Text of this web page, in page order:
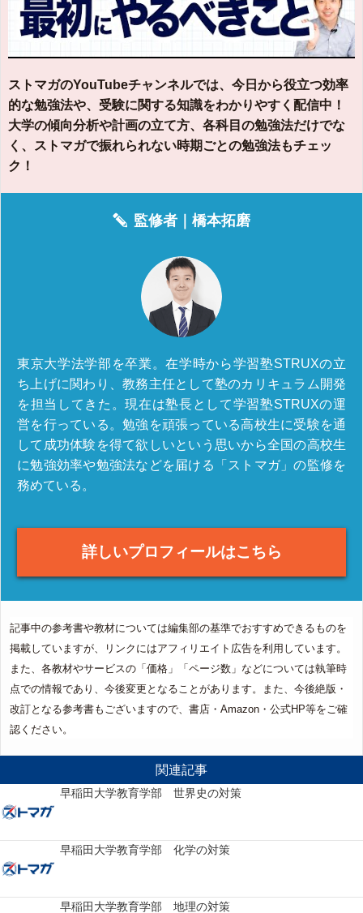
ストマガのYouTubeチャンネルでは、今日から役立つ効率
的な勉強法や、受験に関する知識をわかりやすく配信中！
大学の傾向分析や計画の立て方、各科目の勉強法だけでな
く、ストマガで振れられない時期ごとの勉強法もチェッ
ク！
監修者｜橋本拓磨
東京大学法学部を卒業。在学時から学習塾STRUXの立
ち上げに関わり、教務主任として塾のカリキュラム開発
を担当してきた。現在は塾長として学習塾STRUXの運
営を行っている。勉強を頑張っている高校生に受験を通
して成功体験を得て欲しいという思いから全国の高校生
に勉強効率や勉強法などを届ける「ストマガ」の監修を
務めている。
詳しいプロフィールはこちら
記事中の参考書や教材については編集部の基準でおすすめできるものを
掲載していますが、リンクにはアフィリエイト広告を利用しています。
また、各教材やサービスの「価格」「ページ数」などについては執筆時
点での情報であり、今後変更となることがあります。また、今後絶版・
改訂となる参考書もございますので、書店・Amazon・公式HP等をご確
認ください。
関連記事
早稲田大学教育学部 世界史の対策
早稲田大学教育学部 化学の対策
早稲田大学教育学部 地理の対策